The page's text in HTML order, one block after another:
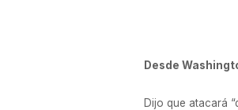
Desde
Dijo que atacará